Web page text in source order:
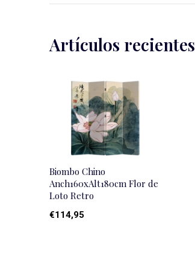
Artículos recientes
Biombo Chino
Anch160xAlt180cm Flor de
Loto Retro
€114,95